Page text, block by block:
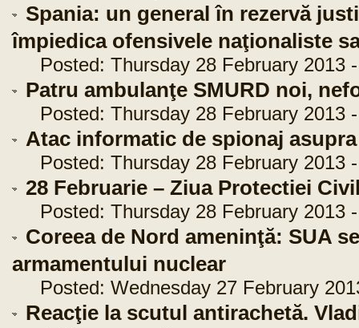
Spania: un general în rezervă
împiedica ofensivele naţionaliste
Posted: Thursday 28 February 2013
Patru ambulanţe SMURD noi,
Posted: Thursday 28 February 2013
Atac informatic de spionaj
Posted: Thursday 28 February 2013
28 Februarie – Ziua Protectiei
Posted: Thursday 28 February 2013
Coreea de Nord ameninţă: SUA
armamentului nuclear
Posted: Wednesday 27 February
Reacţie la scutul antirachetă.